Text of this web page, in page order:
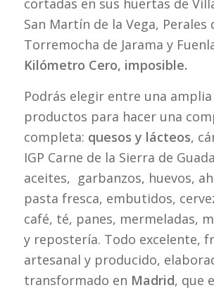
cortadas en sus huertas de
San Martín de la Vega, Perales
Torremocha de Jarama y
Kilómetro Cero, imposible.
Podrás elegir entre una
productos para hacer una
completa: quesos y lácteos,
IGP Carne de la Sierra de
aceites, garbanzos, huevos,
pasta fresca, embutidos,
café, té, panes, mermeladas,
y repostería. Todo excelente,
artesanal y producido,
transformado en Madrid, que